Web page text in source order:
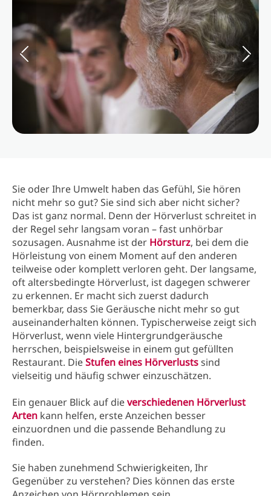
Sie oder Ihre Umwelt haben das Gefühl, Sie hören
nicht mehr so gut? Sie sind sich aber nicht sicher?
Das ist ganz normal. Denn der Hörverlust schreitet in
der Regel sehr langsam voran – fast unhörbar
sozusagen. Ausnahme ist der Hörsturz, bei dem die
Hörleistung von einem Moment auf den anderen
teilweise oder komplett verloren geht. Der langsame,
oft altersbedingte Hörverlust, ist dagegen schwerer
zu erkennen. Er macht sich zuerst dadurch
bemerkbar, dass Sie Geräusche nicht mehr so gut
auseinanderhalten können. Typischerweise zeigt sich
Hörverlust, wenn viele Hintergrundgeräusche
herrschen, beispielsweise in einem gut gefüllten
Restaurant. DieStufen eines Hörverlustssind
vielseitig und häufig schwer einzuschätzen.
Ein genauer Blick auf dieverschiedenen Hörverlust
Arten kann helfen, erste Anzeichen besser
einzuordnen und die passende Behandlung zu
finden.
Sie haben zunehmend Schwierigkeiten, Ihr
Gegenüber zu verstehen? Dies können das erste